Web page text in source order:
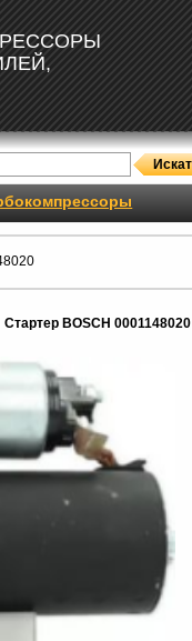
Стартер BOSCH 0001148020